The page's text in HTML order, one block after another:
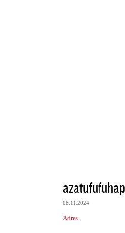
azatufufuhap
08.11.2024
Adres